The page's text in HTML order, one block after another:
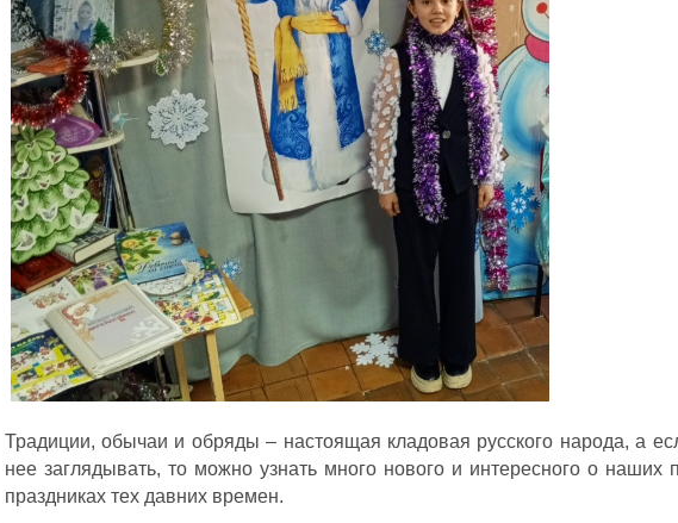
Традиции, обычаи и обряды – настоящая кладовая русского народа, а
нее заглядывать, то можно узнать много нового и интересного о наших
праздниках тех давних времен.